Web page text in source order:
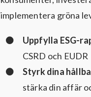
implementera gröna
Uppfylla ESG-
CSRD och EUDR
Styrk dina
stärka din affär